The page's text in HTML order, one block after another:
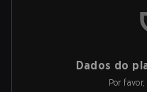
Dados do
Por